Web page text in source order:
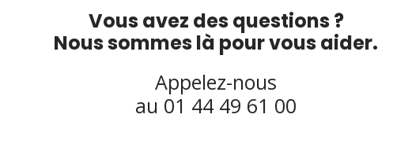
Vous avez des questions ?
Nous sommes là pour vous aider.
Appelez-nous
au 01 44 49 61 00